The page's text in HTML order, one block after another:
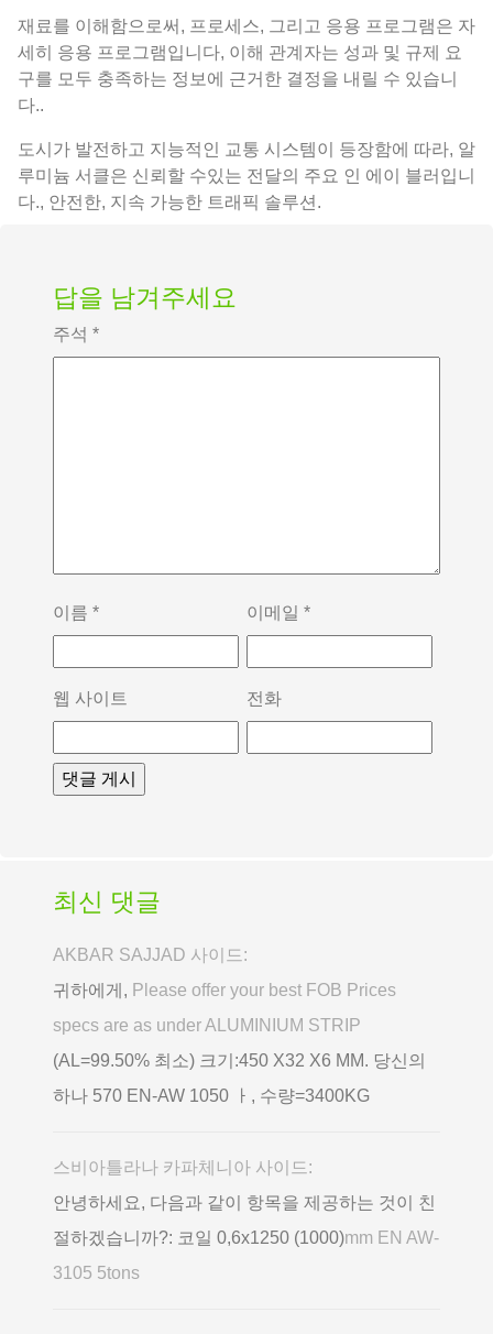
재료를 이해함으로써, 프로세스, 그리고 응용 프로그램은 자
세히 응용 프로그램입니다, 이해 관계자는 성과 및 규제 요
구를 모두 충족하는 정보에 근거한 결정을 내릴 수 있습니
다..
도시가 발전하고 지능적인 교통 시스템이 등장함에 따라, 알
루미늄 서클은 신뢰할 수있는 전달의 주요 인 에이 블러입니
다., 안전한, 지속 가능한 트래픽 솔루션.
답을 남겨주세요
주석 *
이름 * 이메일 *
웹 사이트 전화
최신 댓글
AKBAR SAJJAD 사이드:
귀하에게, Please offer your best FOB Prices
specs are as under ALUMINIUM STRIP
(AL=99.50% 최소) 크기:450 X32 X6 MM. 당신의
하나 570 EN-AW 1050 ㅏ, 수량=3400KG
스비아틀라나 카파체니아 사이드:
안녕하세요, 다음과 같이 항목을 제공하는 것이 친
절하겠습니까?: 코일 0,6х1250 (1000)mm EN AW-
3105 5tons